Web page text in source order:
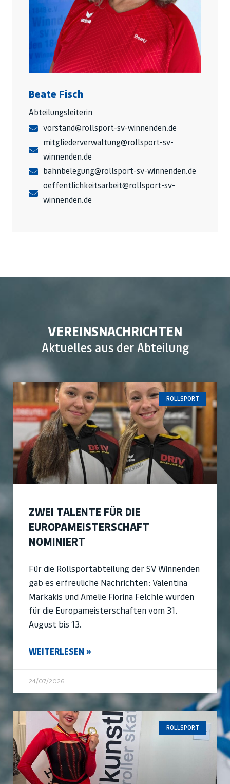
Beate Fisch
Abteilungsleiterin
vorstand@rollsport-sv-winnenden.de
mitgliederverwaltung@rollsport-sv-
winnenden.de
bahnbelegung@rollsport-sv-winnenden.de
oeffentlichkeitsarbeit@rollsport-sv-
winnenden.de
VEREINSNACHRICHTEN
Aktuelles aus der Abteilung
ROLLSPORT
ZWEI TALENTE FÜR DIE
EUROPAMEISTERSCHAFT
NOMINIERT
Für die Rollsportabteilung der SV Winnenden
gab es erfreuliche Nachrichten: Valentina
Markakis und Amelie Fiorina Felchle wurden
für die Europameisterschaften vom 31.
August bis 13.
WEITERLESEN »
24/07/2026
ROLLSPORT